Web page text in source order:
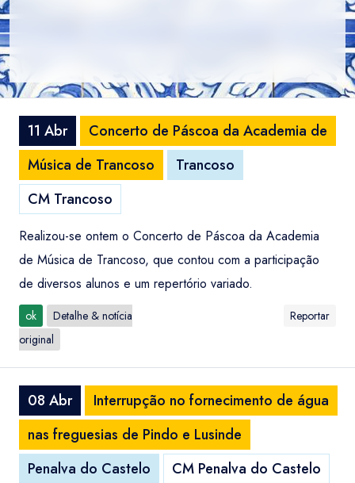
11 Abr
Concerto de Páscoa da Academia de
Música de Trancoso
Trancoso
CM Trancoso
Realizou-se ontem o Concerto de Páscoa da Academia
de Música de Trancoso, que contou com a participação
de diversos alunos e um repertório variado.
ok
Detalhe & notícia
original
Reportar
08 Abr
Interrupção no fornecimento de água
nas freguesias de Pindo e Lusinde
Penalva do Castelo
CM Penalva do Castelo